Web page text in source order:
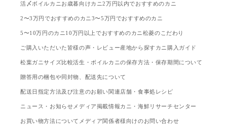
活〆ボイルカニ お歳暮向けカニ2万円以内でおすすめのカニ
2〜3万円でおすすめのカニ 3〜5万円でおすすめのカニ
5〜10万円のカニ 10万円以上でおすすめのカニ 松菱のこだわり
ご購入いただいた皆様の声・レビュー産地から探すカニ購入ガイド
松葉ガニサイズ比較活生・ボイルカニの保存方法・保存期間について
贈答用の梱包や同封物、配送先について
配送日指定方法及び注意のお願い関連店舗・食事処レシピ
ニュース・お知らせ メディア掲載情報カニ・海鮮リサーチセンター
お買い物方法について メディア関係者様向けのお問い合わせ